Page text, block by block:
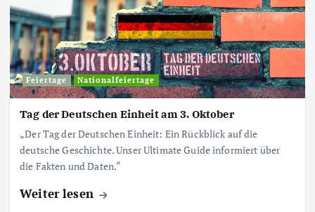
Feiertage Nationalfeiertage
Tag der Deutschen Einheit am 3. Oktober
„Der Tag der Deutschen Einheit: Ein Rückblick auf die
deutsche Geschichte. Unser Ultimate Guide informiert über
die Fakten und Daten.“
Weiter lesen